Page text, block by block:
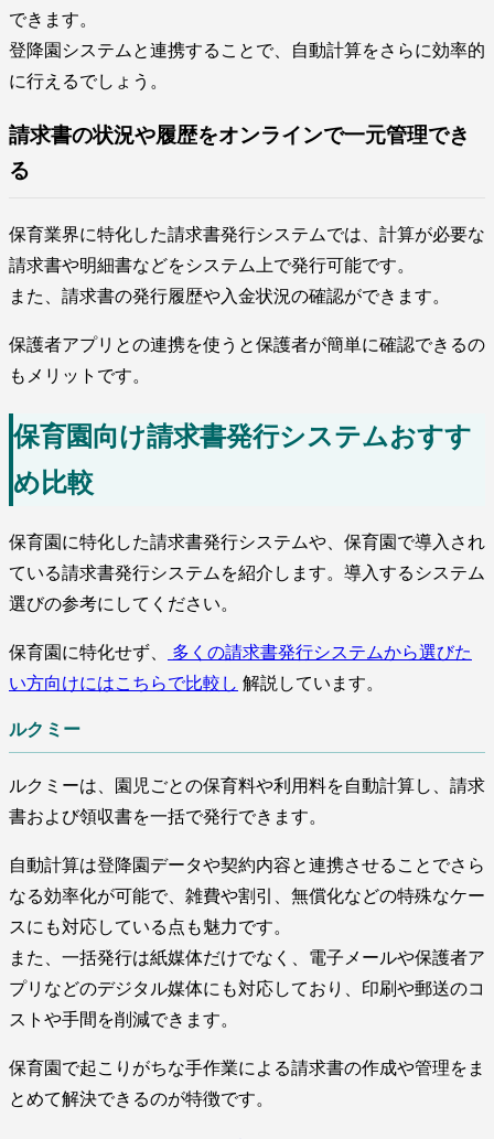
できます。
登降園システムと連携することで、自動計算をさらに効率的
に行えるでしょう。
請求書の状況や履歴をオンラインで一元管理でき
る
保育業界に特化した請求書発行システムでは、計算が必要な
請求書や明細書などをシステム上で発行可能です。
また、請求書の発行履歴や入金状況の確認ができます。
保護者アプリとの連携を使うと保護者が簡単に確認できるの
もメリットです。
保育園向け請求書発行システムおすす
め比較
保育園に特化した請求書発行システムや、保育園で導入され
ている請求書発行システムを紹介します。導入するシステム
選びの参考にしてください。
保育園に特化せず、
多くの請求書発行システムから選びた
い方向けにはこちらで比較し 解説しています。
ルクミー
ルクミーは、園児ごとの保育料や利用料を自動計算し、請求
書および領収書を一括で発行できます。
自動計算は登降園データや契約内容と連携させることでさら
なる効率化が可能で、雑費や割引、無償化などの特殊なケー
スにも対応している点も魅力です。
また、一括発行は紙媒体だけでなく、電子メールや保護者ア
プリなどのデジタル媒体にも対応しており、印刷や郵送のコ
ストや手間を削減できます。
保育園で起こりがちな手作業による請求書の作成や管理をま
とめて解決できるのが特徴です。